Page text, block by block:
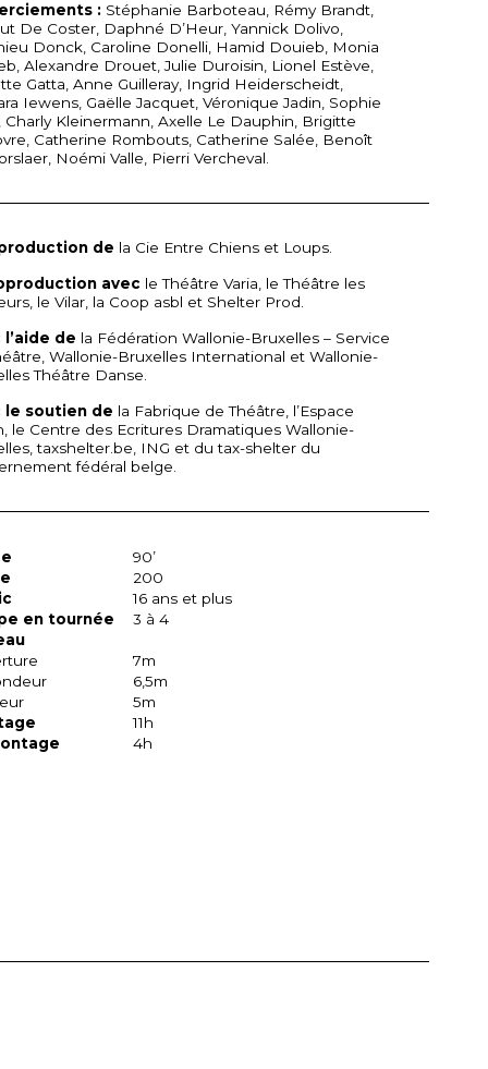
:Stéphanie Barboteau, Rémy Brandt,
De Coster, Daphné D’Heur, Yannick Dolivo,
Donck, Caroline Donelli, Hamid Douieb, Monia
Alexandre Drouet, Julie Duroisin, Lionel Estève,
Gatta, Anne Guilleray, Ingrid Heiderscheidt,
Iewens, Gaëlle Jacquet, Véronique Jadin, Sophie
Charly Kleinermann, Axelle Le Dauphin, Brigitte
Catherine Rombouts, Catherine Salée, Benoît
Noémi Valle, Pierri Vercheval.
de la Cie Entre Chiens et Loups.
avec le Théâtre Varia, le Théâtre les
le Vilar, la Coop asbl et Shelter Prod.
l’aide de la Fédération Wallonie-Bruxelles – Service
Wallonie-Bruxelles International et Wallonie-
Théâtre Danse.
le soutien de la Fabrique de Théâtre, l’Espace
le Centre des Ecritures Dramatiques Wallonie-
taxshelter.be, ING et du tax-shelter du
fédéral belge.
90’
200
16 ans et plus
en tournée
3 à 4
7m
6,5m
5m
11h
4h